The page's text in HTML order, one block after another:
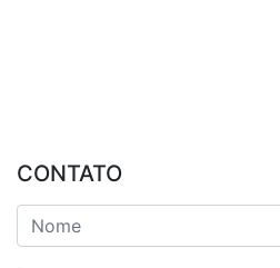
CONTATO